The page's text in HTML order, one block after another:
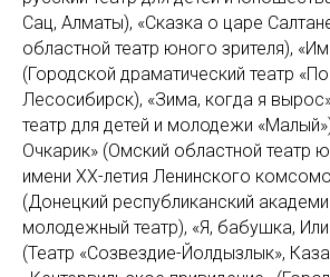
Сац, Алматы), «Сказка о царе
областной театр юного зрителя),
(Городской драматический театр
Лесосибирск), «Зима, когда я
театр для детей и молодежи
Очкарик» (Омский областной театр
имени ХХ-летия Ленинского
(Донецкий республиканский
молодежный театр), «Я, бабушка,
(Театр «Созвездие-Йолдызлык»,